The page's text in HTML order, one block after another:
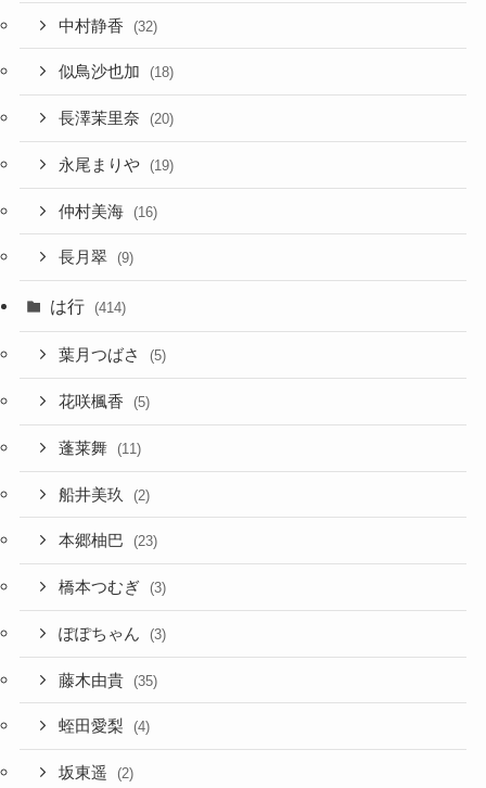
中村静香 (32)
似鳥沙也加 (18)
長澤茉里奈 (20)
永尾まりや (19)
仲村美海 (16)
長月翠 (9)
は行 (414)
葉月つばさ (5)
花咲楓香 (5)
蓬莱舞 (11)
船井美玖 (2)
本郷柚巴 (23)
橋本つむぎ (3)
ぽぽちゃん (3)
藤木由貴 (35)
蛭田愛梨 (4)
坂東遥 (2)